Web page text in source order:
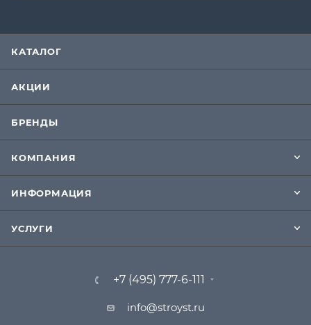
КАТАЛОГ
АКЦИИ
БРЕНДЫ
КОМПАНИЯ
ИНФОРМАЦИЯ
УСЛУГИ
+7 (495) 777-6-111
info@stroyst.ru